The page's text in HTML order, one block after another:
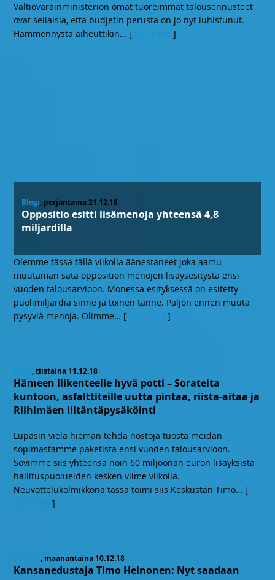
Valtiovarainministeriön omat tuoreimmat talousennusteet
ovat sellaisia, että budjetin perusta on jo nyt luhistunut.
Hämmennystä aiheuttikin… [ ]
Blogi, perjantaina 21.12.18
Oppositio esitti lisämenoja yhteensä 4,8
miljardilla
Olemme tässä tällä viikolla äänestäneet joka aamu
muutaman sata opposition menojen lisäysesitystä ensi
vuoden talousarvioon. Monessa esityksessä on esitetty
puolimiljardia sinne ja toinen tänne. Paljon ennen muuta
pysyviä menoja. Olimme… [ ]
Blogi, tiistaina 11.12.18
Hämeen liikenteelle hyvä potti – Sorateita
kuntoon, asfalttiteille uutta pintaa, riista-aitaa ja
Riihimäen liitäntäpysäköinti
Lupasin vielä hieman tehdä nostoja tuosta meidän
sopimastamme paketista ensi vuoden talousarvioon.
Sovimme siis yhteensä noin 60 miljoonan euron lisäyksistä
hallituspuolueiden kesken viime viikolla.
Neuvottelukolmikkona tässä toimi siis Keskustan Timo… [
]
Uutiset, maanantaina 10.12.18
Kansanedustaja Timo Heinonen: Nyt saadaan